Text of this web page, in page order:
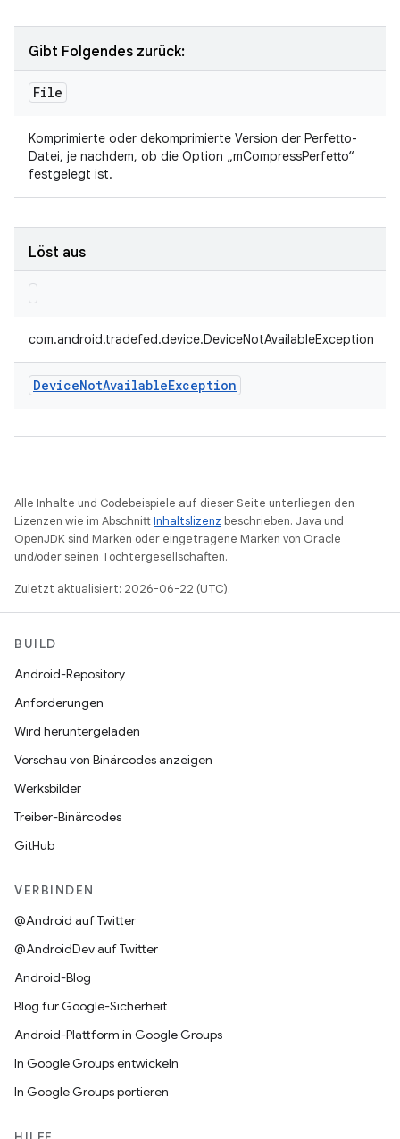
Gibt Folgendes zurück:
File
Komprimierte oder dekomprimierte Version der Perfetto-
Datei, je nachdem, ob die Option „mCompressPerfetto“
festgelegt ist.
Löst aus
com.android.tradefed.device.DeviceNotAvailableException
DeviceNotAvailableException
Alle Inhalte und Codebeispiele auf dieser Seite unterliegen den
Lizenzen wie im AbschnittInhaltslizenz beschrieben. Java und
OpenJDK sind Marken oder eingetragene Marken von Oracle
und/oder seinen Tochtergesellschaften.
Zuletzt aktualisiert: 2026-06-22 (UTC).
BUILD
Android-Repository
Anforderungen
Wird heruntergeladen
Vorschau von Binärcodes anzeigen
Werksbilder
Treiber-Binärcodes
GitHub
VERBINDEN
@Android auf Twitter
@AndroidDev auf Twitter
Android-Blog
Blog für Google-Sicherheit
Android-Plattform in Google Groups
In Google Groups entwickeln
In Google Groups portieren